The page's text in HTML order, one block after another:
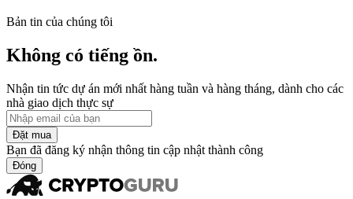
Bản tin của chúng tôi
Không có tiếng ồn.
Nhận tin tức dự án mới nhất hàng tuần và hàng tháng, dành cho các
nhà giao dịch thực sự
Đặt mua
Bạn đã đăng ký nhận thông tin cập nhật thành công
Đóng